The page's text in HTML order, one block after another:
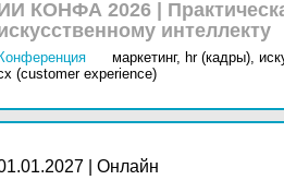
КОНФА 2026 |
интеллекту
Конференция маркетинг, hr (кадры),
(customer experience)
| Онлайн